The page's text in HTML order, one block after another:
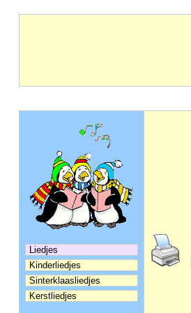
Liedjes
Kinderliedjes
Sinterklaasliedjes
Kerstliedjes